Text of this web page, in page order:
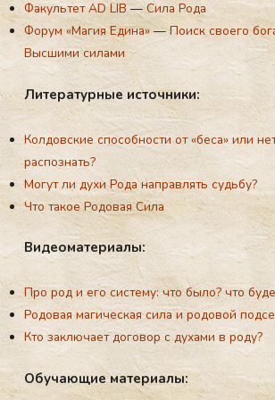
Факультет AD LIB—Сила Рода
Форум «Магия Едина»—Поиск своего
Высшими силами
Ли­те­ра­тур­ные ис­точ­ни­ки:
Колдовские способности от «беса» или
распознать?
Могут ли духи Рода направлять судьбу?
Что такое Родовая Сила
Ви­де­ома­те­ри­алы:
Про род и его систему: что было? что
Родовая магическая сила и родовой
Кто заключает договор с духами в роду?
Обу­ча­ющие ма­те­ри­алы: